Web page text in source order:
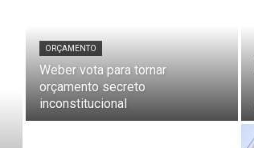
ORÇAMENTO
Weber vota para tornar
orçamento secreto
inconstitucional